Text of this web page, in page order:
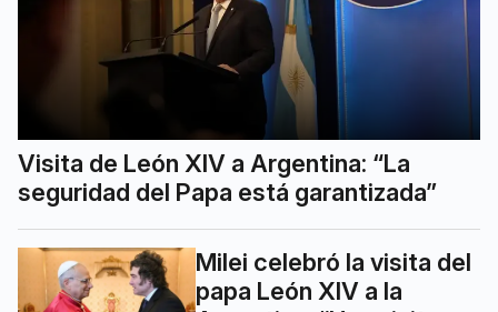
Visita de León XIV a Argentina: “La
seguridad del Papa está garantizada”
Milei celebró la visita del
papa León XIV a la